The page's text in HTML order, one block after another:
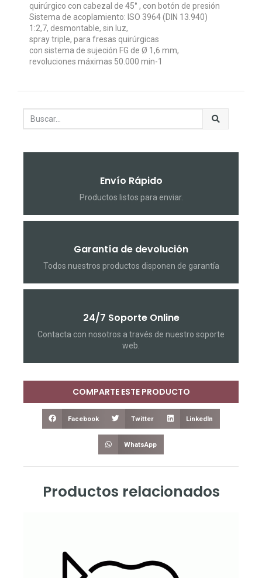
quirúrgico con cabezal de 45° , con botón de presión
Sistema de acoplamiento: ISO 3964 (DIN 13.940)
1:2,7, desmontable, sin luz,
spray triple, para fresas quirúrgicas
con sistema de sujeción FG de Ø 1,6 mm,
revoluciones máximas 50.000 min-1
Envío Rápido
Productos listos para enviar.
Garantía de devolución
Todos nuestros productos disponen de garantía
24/7 Soporte Online
Contacta con nosotros a través de nuestro soporte
web.
COMPARTE ESTE PRODUCTO
Facebook Twitter LinkedIn
WhatsApp
Productos relacionados